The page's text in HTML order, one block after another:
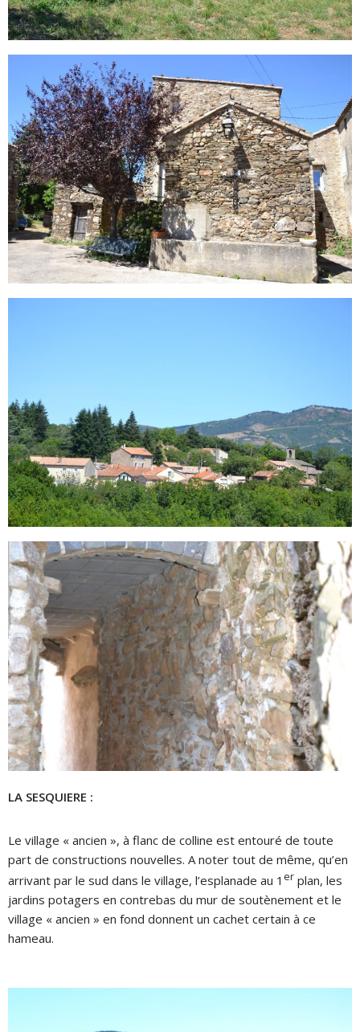
LA SESQUIERE :
Le village « ancien », à flanc de colline est entouré de toute
part de constructions nouvelles. A noter tout de même, qu’en
arrivant par le sud dans le village, l’esplanade au 1 er plan, les
jardins potagers en contrebas du mur de soutènement et le
village « ancien » en fond donnent un cachet certain à ce
hameau.